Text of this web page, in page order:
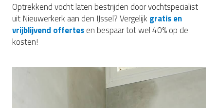
Optrekkend vocht laten bestrijden door vochtspecialist
uit Nieuwerkerk aan den IJssel? Vergelijk gratis en
vrijblijvend offertesen bespaar tot wel 40% op de
kosten!